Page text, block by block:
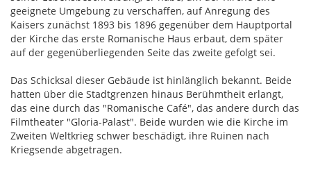
geeignete Umgebung zu verschaffen, auf Anregung des
Kaisers zunächst 1893 bis 1896 gegenüber dem Hauptportal
der Kirche das erste Romanische Haus erbaut, dem später
auf der gegenüberliegenden Seite das zweite gefolgt sei.
Das Schicksal dieser Gebäude ist hinlänglich bekannt. Beide
hatten über die Stadtgrenzen hinaus Berühmtheit erlangt,
das eine durch das "Romanische Café", das andere durch das
Filmtheater "Gloria-Palast". Beide wurden wie die Kirche im
Zweiten Weltkrieg schwer beschädigt, ihre Ruinen nach
Kriegsende abgetragen.